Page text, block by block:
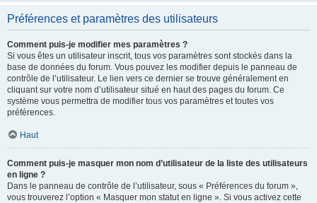
Préférences et paramètres des utilisateurs
Comment puis-je modifier mes paramètres ?
Si vous êtes un utilisateur inscrit, tous vos paramètres sont stockés dans la
base de données du forum. Vous pouvez les modifier depuis le panneau de
contrôle de l’utilisateur. Le lien vers ce dernier se trouve généralement en
cliquant sur votre nom d’utilisateur situé en haut des pages du forum. Ce
système vous permettra de modifier tous vos paramètres et toutes vos
préférences.
Haut
Comment puis-je masquer mon nom d’utilisateur de la liste des utilisateurs
en ligne ?
Dans le panneau de contrôle de l’utilisateur, sous « Préférences du forum »,
vous trouverez l’option « Masquer mon statut en ligne ». Si vous activez cette